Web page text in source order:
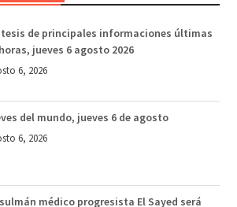
de principales informaciones últimas
jueves 6 agosto 2026
6, 2026
del mundo, jueves 6 de agosto
6, 2026
médico progresista El Sayed será